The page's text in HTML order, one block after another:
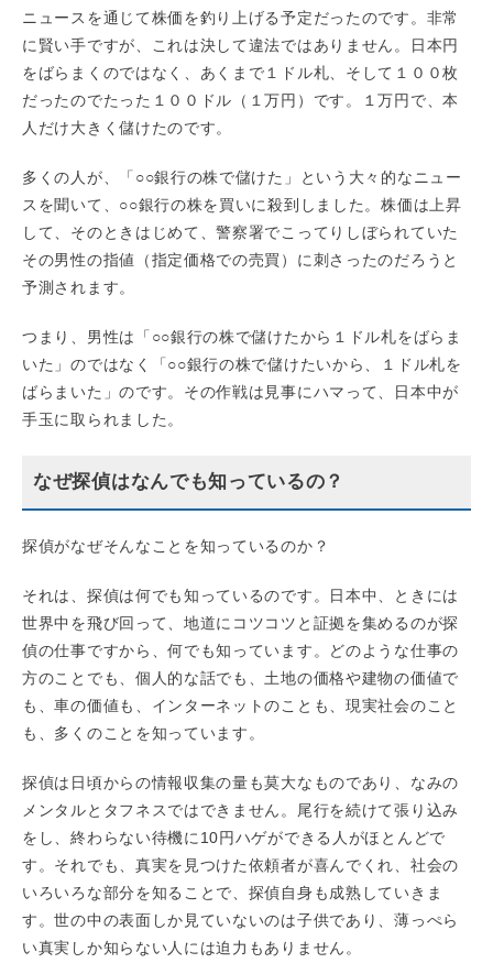
ニュースを通じて株価を釣り上げる予定だったのです。非常
に賢い手ですが、これは決して違法ではありません。日本円
をばらまくのではなく、あくまで１ドル札、そして１００枚
だったのでたった１００ドル（１万円）です。１万円で、本
人だけ大きく儲けたのです。
多くの人が、「○○銀行の株で儲けた」という大々的なニュー
スを聞いて、○○銀行の株を買いに殺到しました。株価は上昇
して、そのときはじめて、警察署でこってりしぼられていた
その男性の指値（指定価格での売買）に刺さったのだろうと
予測されます。
つまり、男性は「○○銀行の株で儲けたから１ドル札をばらま
いた」のではなく「○○銀行の株で儲けたいから、１ドル札を
ばらまいた」のです。その作戦は見事にハマって、日本中が
手玉に取られました。
なぜ探偵はなんでも知っているの？
探偵がなぜそんなことを知っているのか？
それは、探偵は何でも知っているのです。日本中、ときには
世界中を飛び回って、地道にコツコツと証拠を集めるのが探
偵の仕事ですから、何でも知っています。どのような仕事の
方のことでも、個人的な話でも、土地の価格や建物の価値で
も、車の価値も、インターネットのことも、現実社会のこと
も、多くのことを知っています。
探偵は日頃からの情報収集の量も莫大なものであり、なみの
メンタルとタフネスではできません。尾行を続けて張り込み
をし、終わらない待機に10円ハゲができる人がほとんどで
す。それでも、真実を見つけた依頼者が喜んでくれ、社会の
いろいろな部分を知ることで、探偵自身も成熟していきま
す。世の中の表面しか見ていないのは子供であり、薄っぺら
い真実しか知らない人には迫力もありません。